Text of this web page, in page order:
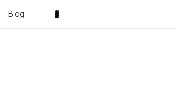
Blog